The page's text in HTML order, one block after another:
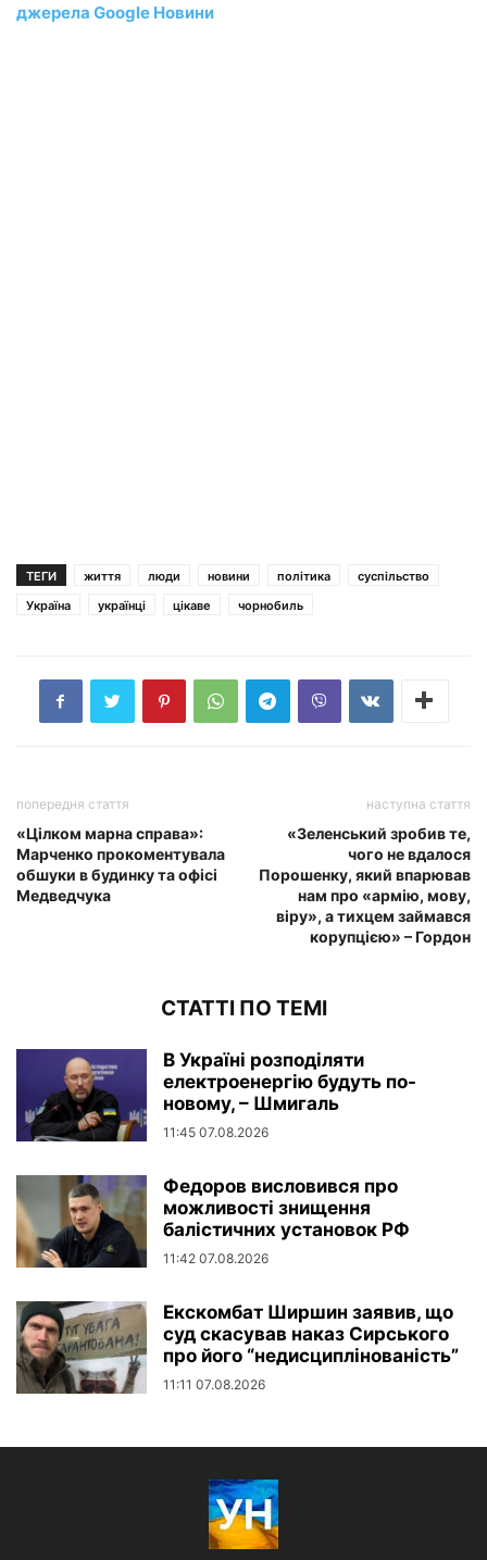
джерела Google Новини
ТЕГИ життя люди новини політика
суспільство
Україна
українці цікаве чорнобиль
попередня стаття
«Цілком марна справа»:
Марченко прокоментувала
обшуки в будинку та офісі
Медведчука
наступна стаття
«Зеленський зробив те,
чого не вдалося
Порошенку, який впарював
нам про «армію, мову,
віру», а тихцем займався
корупцією» – Гордон
СТАТТІ ПО ТЕМІ
В Україні розподіляти
електроенергію будуть по-
новому, – Шмигаль
11:45 07.08.2026
Федоров висловився про
можливості знищення
балістичних установок РФ
11:42 07.08.2026
Екскомбат Ширшин заявив, що
суд скасував наказ Сирського
про його “недисциплінованість”
11:11 07.08.2026